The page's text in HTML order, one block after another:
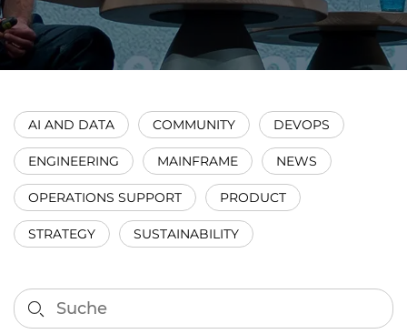
AI AND DATA COMMUNITY DEVOPS
ENGINEERING MAINFRAME NEWS
OPERATIONS SUPPORT PRODUCT
STRATEGY SUSTAINABILITY